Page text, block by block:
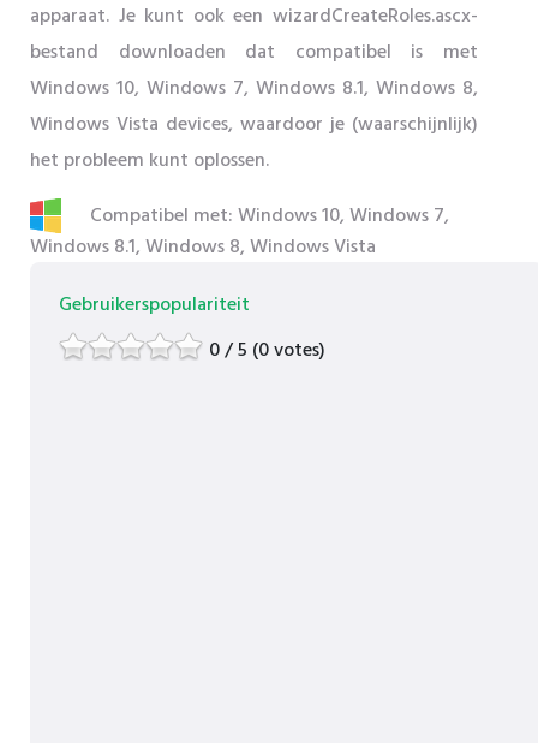
apparaat. Je kunt ook een wizardCreateRoles.ascx-
bestand downloaden dat compatibel is met
Windows 10, Windows 7, Windows 8.1, Windows 8,
Windows Vista devices, waardoor je (waarschijnlijk)
het probleem kunt oplossen.
Compatibel met: Windows 10, Windows 7,
Windows 8.1, Windows 8, Windows Vista
Gebruikerspopulariteit
0 / 5 (0 votes)